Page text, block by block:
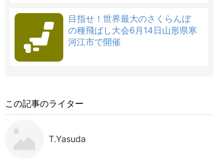
目指せ！世界最大のさくらんぼ
の種飛ばし大会6月14日山形県寒
河江市で開催
この記事のライター
T.Yasuda